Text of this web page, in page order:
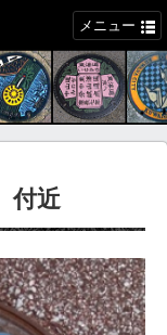
メニュー
付近